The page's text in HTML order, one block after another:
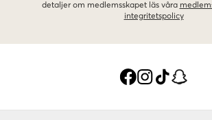
detaljer om medlemsskapet läs våra
integritetspolicy